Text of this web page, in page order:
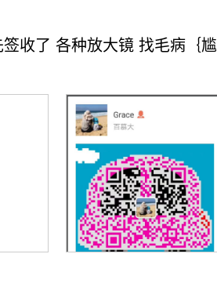
收了 各种放大镜 找毛病｛